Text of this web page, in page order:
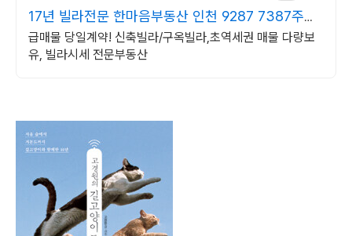
17년 빌라전문 한마음부동산 인천 9287 7387주안
동
급매물 당일계약! 신축빌라/구옥빌라,초역세권 매물 다량보
유, 빌라시세 전문부동산